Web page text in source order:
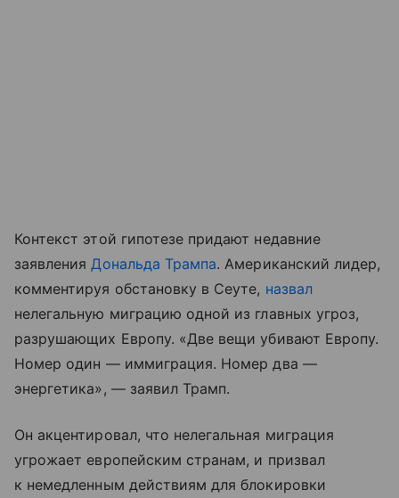
Контекст этой гипотезе придают недавние
заявления Дональда Трампа. Американский лидер,
комментируя обстановку в Сеуте, назвал
нелегальную миграцию одной из главных угроз,
разрушающих Европу. «Две вещи убивают Европу.
Номер один — иммиграция. Номер два —
энергетика», — заявил Трамп.
Он акцентировал, что нелегальная миграция
угрожает европейским странам, и призвал
к немедленным действиям для блокировки